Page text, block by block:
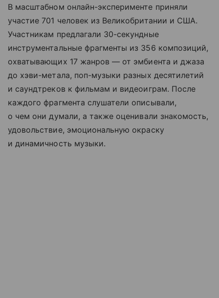
В масштабном онлайн-эксперименте приняли
участие 701 человек из Великобритании и США.
Участникам предлагали 30-секундные
инструментальные фрагменты из 356 композиций,
охватывающих 17 жанров — от эмбиента и джаза
до хэви-метала, поп-музыки разных десятилетий
и саундтреков к фильмам и видеоиграм. После
каждого фрагмента слушатели описывали,
о чем они думали, а также оценивали знакомость,
удовольствие, эмоциональную окраску
и динамичность музыки.